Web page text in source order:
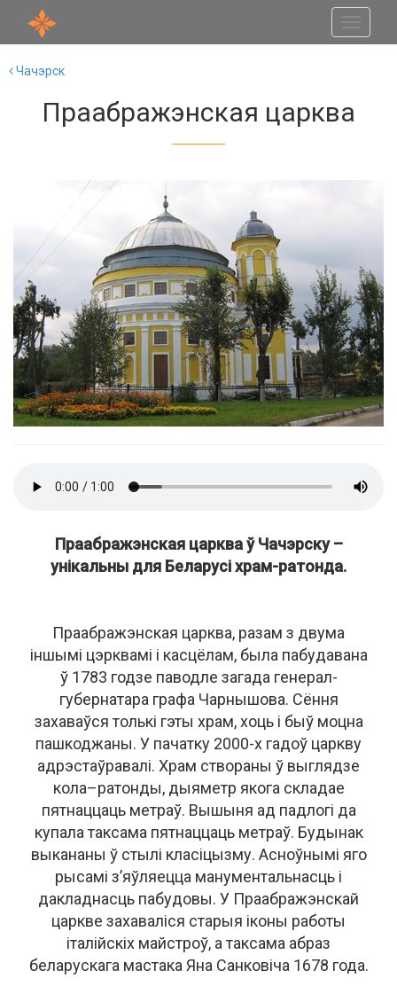
Чачэрск
Праабражэнская царква
Праабражэнская царква ў Чачэрску –
унікальны для Беларусі храм-ратонда.
Праабражэнская царква, разам з двума
іншымі цэрквамі і касцёлам, была пабудавана
ў 1783 годзе паводле загада генерал-
губернатара графа Чарнышова. Сёння
захаваўся толькі гэты храм, хоць і быў моцна
пашкоджаны. У пачатку 2000-х гадоў царкву
адрэстаўравалі. Храм створаны ў выглядзе
кола–ратонды, дыяметр якога складае
пятнаццаць метраў. Вышыня ад падлогі да
купала таксама пятнаццаць метраў. Будынак
выкананы ў стылі класіцызму. Асноўнымі яго
рысамі з’яўляецца манументальнасць і
дакладнасць пабудовы. У Праабражэнскай
царкве захаваліся старыя іконы работы
італійскіх майстроў, а таксама абраз
беларускага мастака Яна Санковіча 1678 года.